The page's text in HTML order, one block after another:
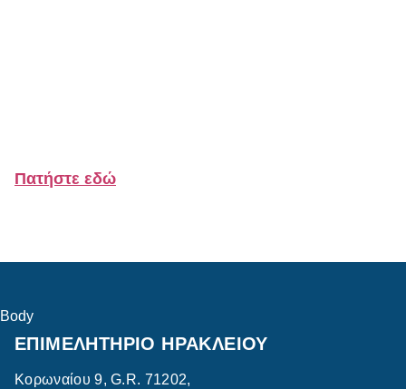
Πατήστε εδώ
Body
ΕΠΙΜΕΛΗΤΗΡΙΟ ΗΡΑΚΛΕΙΟΥ
Κορωναίου 9, G.R. 71202,